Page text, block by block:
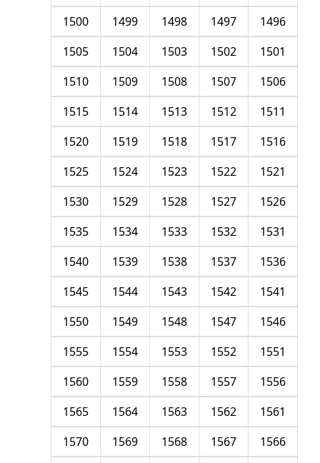
1496
1497
1498
1499
1500
1501
1502
1503
1504
1505
1506
1507
1508
1509
1510
1511
1512
1513
1514
1515
1516
1517
1518
1519
1520
1521
1522
1523
1524
1525
1526
1527
1528
1529
1530
1531
1532
1533
1534
1535
1536
1537
1538
1539
1540
1541
1542
1543
1544
1545
1546
1547
1548
1549
1550
1551
1552
1553
1554
1555
1556
1557
1558
1559
1560
1561
1562
1563
1564
1565
1566
1567
1568
1569
1570